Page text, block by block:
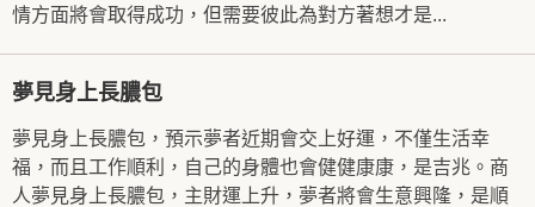
情方面將會取得成功，但需要彼此為對方著想才是...
夢見身上長膿包
夢見身上長膿包，預示夢者近期會交上好運，不僅生活幸
福，而且工作順利，自己的身體也會健健康康，是吉兆。商
人夢見身上長膿包，主財運上升，夢者將會生意興隆，是順